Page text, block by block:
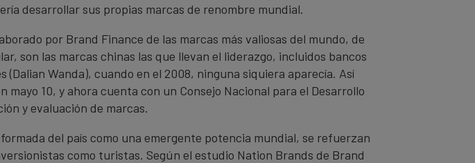
desarrollar sus propias marcas de renombre mundial.
por Brand Finance de las marcas más valiosas del mundo, de
son las marcas chinas las que llevan el liderazgo, incluidos bancos
(Dalian Wanda), cuando en el 2008, ninguna siquiera aparecía. Así
mayo 10, y ahora cuenta con un Consejo Nacional para el Desarrollo
y evaluación de marcas.
del país como una emergente potencia mundial, se refuerzan
como turistas. Según el estudio Nation Brands de Brand